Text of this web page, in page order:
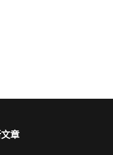
，邀請球迷一同加入今夏最扛霸
鎖輪胎安全科技！米其林「安全
章